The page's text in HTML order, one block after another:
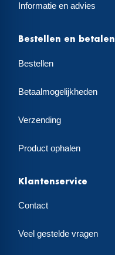
Informatie en advies
Bestellen en betalen
Bestellen
Betaalmogelijkheden
Verzending
Product ophalen
Klantenservice
Contact
Veel gestelde vragen